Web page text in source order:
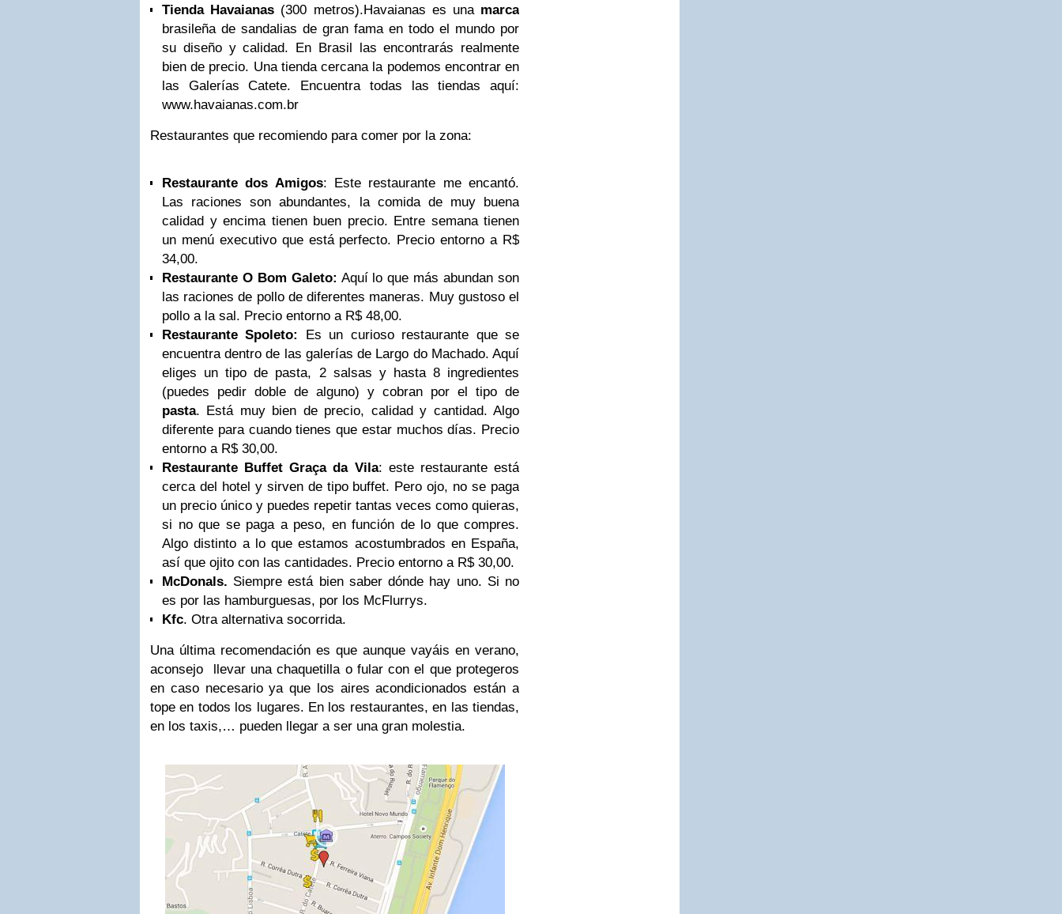
Tienda Havaianas (300 metros).Havaianas es una marca
brasileña de sandalias de gran fama en todo el mundo por
su diseño y calidad. En Brasil las encontrarás realmente
bien de precio. Una tienda cercana la podemos encontrar en
las Galerías Catete. Encuentra todas las tiendas aquí:
www.havaianas.com.br
Restaurantes que recomiendo para comer por la zona:
Restaurante dos Amigos: Este restaurante me encantó.
Las raciones son abundantes, la comida de muy buena
calidad y encima tienen buen precio. Entre semana tienen
un menú executivo que está perfecto. Precio entorno a R$
34,00.
Restaurante O Bom Galeto: Aquí lo que más abundan son
las raciones de pollo de diferentes maneras. Muy gustoso el
pollo a la sal. Precio entorno a R$ 48,00.
Restaurante Spoleto:
Es un curioso restaurante que se
encuentra dentro de las galerías de Largo do Machado. Aquí
eliges un tipo de pasta, 2 salsas y hasta 8 ingredientes
(puedes pedir doble de alguno) y cobran por el tipo de
pasta. Está muy bien de precio, calidad y cantidad. Algo
diferente para cuando tienes que estar muchos días. Precio
entorno a R$ 30,00.
Restaurante Buffet Graça da Vila: este restaurante está
cerca del hotel y sirven de tipo buffet. Pero ojo, no se paga
un precio único y puedes repetir tantas veces como quieras,
si no que se paga a peso, en función de lo que compres.
Algo distinto a lo que estamos acostumbrados en España,
así que ojito con las cantidades. Precio entorno a R$ 30,00.
McDonals. Siempre está bien saber dónde hay uno. Si no
es por las hamburguesas, por los McFlurrys.
Kfc. Otra alternativa socorrida.
Una última recomendación es que aunque vayáis en verano,
aconsejo llevar una chaquetilla o fular con el que protegeros
en caso necesario ya que los aires acondicionados están a
tope en todos los lugares. En los restaurantes, en las tiendas,
en los taxis,… pueden llegar a ser una gran molestia.